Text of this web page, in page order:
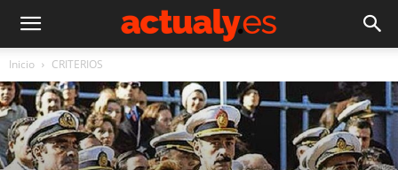
Inicio CRITERIOS